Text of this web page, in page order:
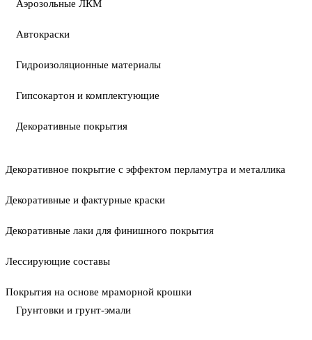
Аэрозольные ЛКМ
Автокраски
Гидроизоляционные материалы
Гипсокартон и комплектующие
Декоративные покрытия
Декоративное покрытие с эффектом перламутра и металлика
Декоративные и фактурные краски
Декоративные лаки для финишного покрытия
Лессирующие составы
Покрытия на основе мраморной крошки
Грунтовки и грунт-эмали